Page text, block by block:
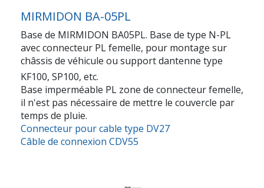
MIRMIDON BA-05PL
Base de MIRMIDON BA05PL. Base de type N-PL
avec connecteur PL femelle, pour montage sur
châssis de véhicule ou support dantenne type
KF100, SP100, etc.
Base imperméable PL zone de connecteur femelle,
il n'est pas nécessaire de mettre le couvercle par
temps de pluie.
Connecteur pour cable type DV27
Câble de connexion CDV55